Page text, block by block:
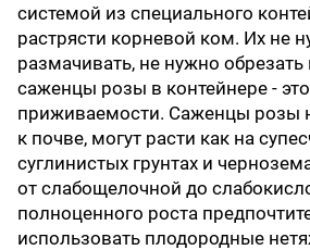
системой из специального
растрясти корневой ком. Их не
размачивать, не нужно обрезать
саженцы розы в контейнере -
приживаемости. Саженцы розы
к почве, могут расти как на
суглинистых грунтах и
от слабощелочной до
полноценного роста
использовать плодородные